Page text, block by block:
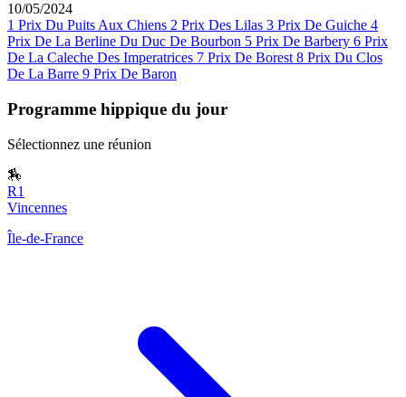
10/05/2024
1 Prix Du Puits Aux Chiens 2 Prix Des Lilas 3 Prix De Guiche 4
Prix De La Berline Du Duc De Bourbon 5 Prix De Barbery 6 Prix
De La Caleche Des Imperatrices 7 Prix De Borest 8 Prix Du Clos
De La Barre 9 Prix De Baron
Programme hippique du jour
Sélectionnez une réunion
🏇
R1
Vincennes
Île-de-France